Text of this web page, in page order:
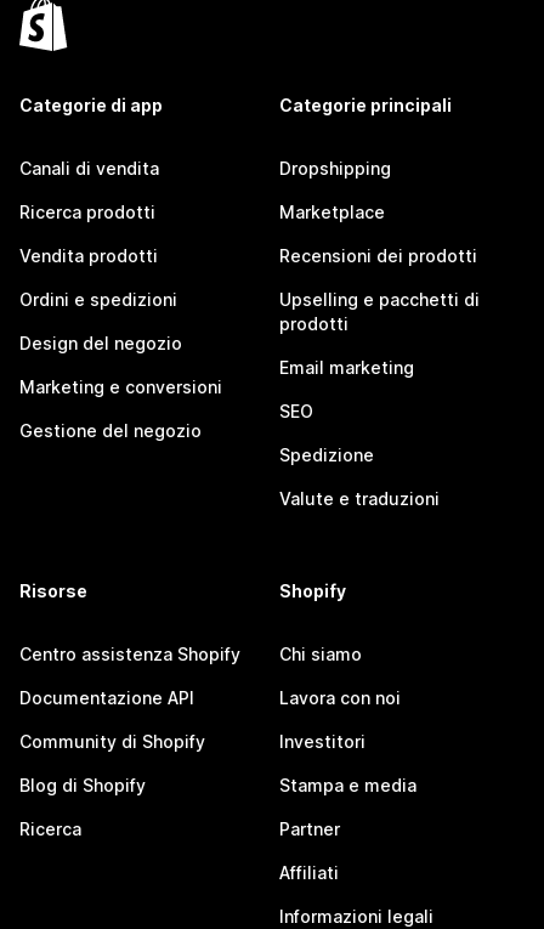
Categorie di app
Canali di vendita
Ricerca prodotti
Vendita prodotti
Ordini e spedizioni
Design del negozio
Marketing e conversioni
Gestione del negozio
Categorie principali
Dropshipping
Marketplace
Recensioni dei prodotti
Upselling e pacchetti di
prodotti
Email marketing
SEO
Spedizione
Valute e traduzioni
Risorse
Centro assistenza Shopify
Documentazione API
Community di Shopify
Blog di Shopify
Ricerca
Shopify
Chi siamo
Lavora con noi
Investitori
Stampa e media
Partner
Affiliati
Informazioni legali